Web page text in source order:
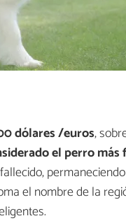
dólares /euros,
el perro
el nombre de la